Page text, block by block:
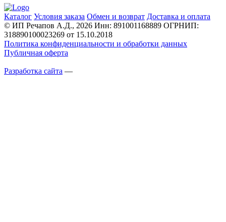
Каталог Условия заказа Обмен и возврат Доставка и оплата
© ИП Речапов А.Д., 2026 Инн: 891001168889 ОГРНИП:
318890100023269 от 15.10.2018
Политика конфиденциальности и обработки данных
Публичная оферта
Разработка сайта —